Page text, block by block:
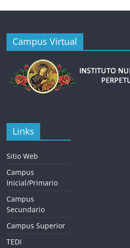
Campus Virtual
Links
Sitio Web
Campus
Inicial/Primario
Campus
Secundario
Campus Superior
TEDI